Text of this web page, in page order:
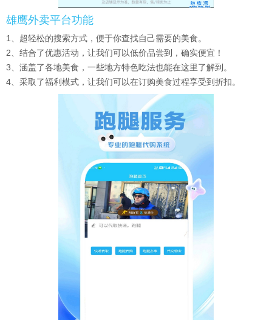
雄鹰外卖平台功能
1、超轻松的搜索方式，便于你查找自己需要的美食。
2、结合了优惠活动，让我们可以低价品尝到，确实便宜！
3、涵盖了各地美食，一些地方特色吃法也能在这里了解到。
4、采取了福利模式，让我们可以在订购美食过程享受到折扣。